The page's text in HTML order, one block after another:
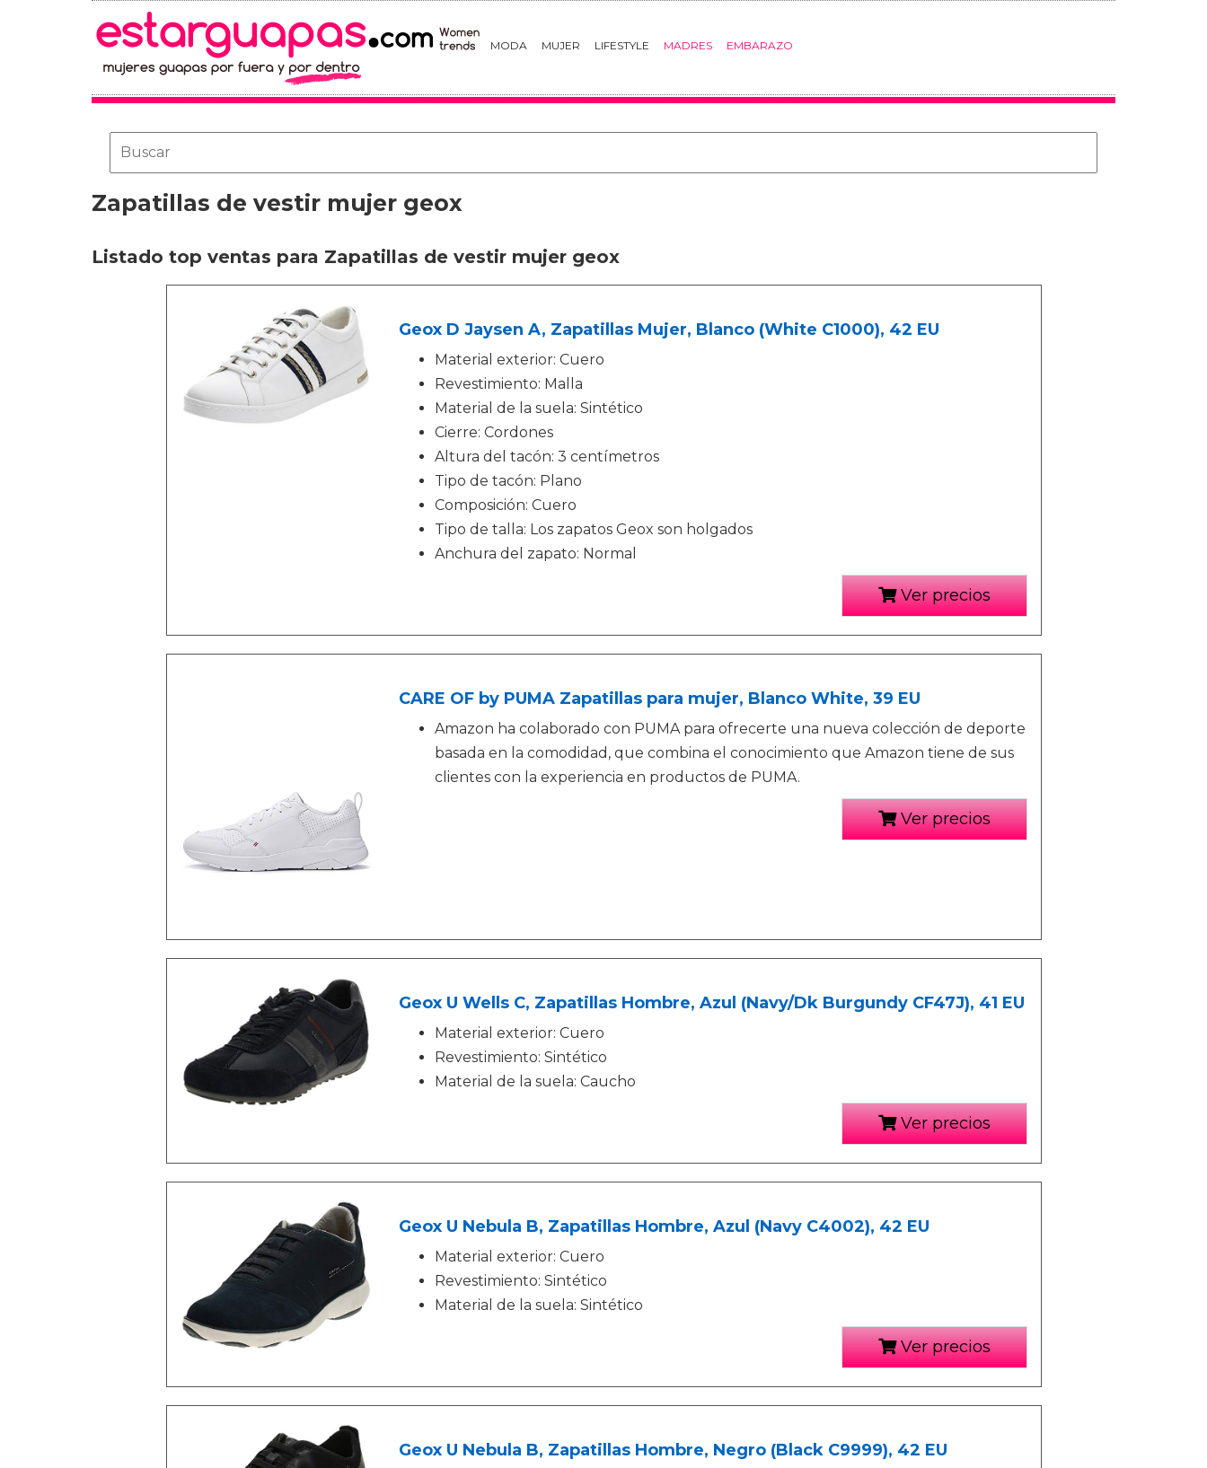
MODA MUJER LIFESTYLE MADRES EMBARAZO
Zapatillas de vestir mujer geox
Listado top ventas para Zapatillas de vestir mujer geox
Geox D Jaysen A, Zapatillas Mujer, Blanco (White C1000), 42 EU
Material exterior: Cuero
Revestimiento: Malla
Material de la suela: Sintético
Cierre: Cordones
Altura del tacón: 3 centímetros
Tipo de tacón: Plano
Composición: Cuero
Tipo de talla: Los zapatos Geox son holgados
Anchura del zapato: Normal
Ver precios
CARE OF by PUMA Zapatillas para mujer, Blanco White, 39 EU
Amazon ha colaborado con PUMA para ofrecerte una nueva colección de deporte
basada en la comodidad, que combina el conocimiento que Amazon tiene de sus
clientes con la experiencia en productos de PUMA.
Ver precios
Geox U Wells C, Zapatillas Hombre, Azul (Navy/Dk Burgundy CF47J), 41 EU
Material exterior: Cuero
Revestimiento: Sintético
Material de la suela: Caucho
Ver precios
Geox U Nebula B, Zapatillas Hombre, Azul (Navy C4002), 42 EU
Material exterior: Cuero
Revestimiento: Sintético
Material de la suela: Sintético
Ver precios
Geox U Nebula B, Zapatillas Hombre, Negro (Black C9999), 42 EU